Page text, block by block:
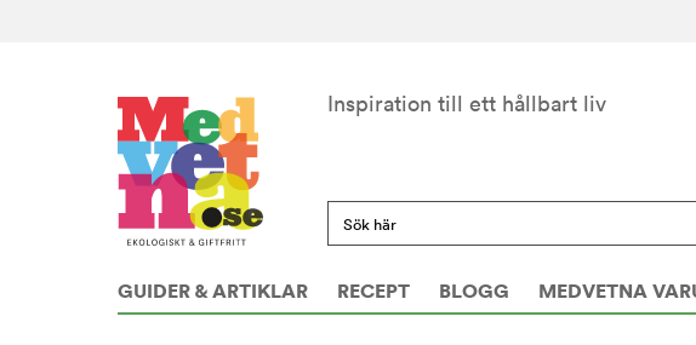
Inspiration till ett hållbart liv
GUIDER & ARTIKLAR RECEPT BLOGG MEDVETNA